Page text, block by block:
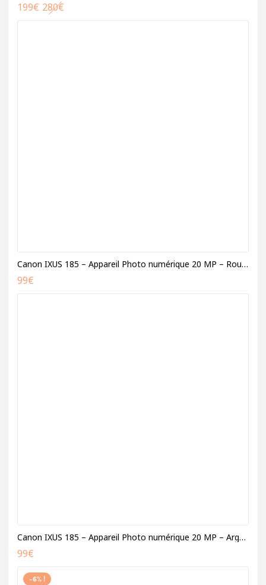
280€
199€
Canon IXUS 185 – Appareil Photo numérique 20 MP – Rouge
99€
Canon IXUS 185 – Appareil Photo numérique 20 MP – Argent
99€
-6% !